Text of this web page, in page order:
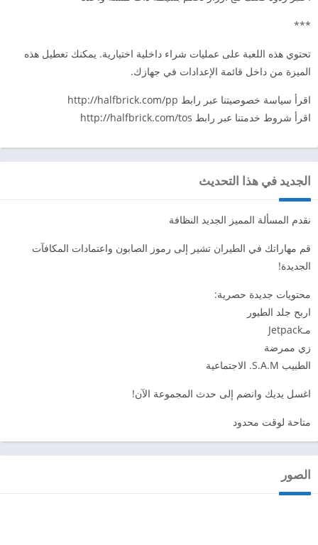
***
تحتوي هذه اللعبة على عمليات شراء داخلية اختيارية. يمكنك تعطيل هذه
الميزة من داخل قائمة الإعدادات في جهازك.
اقرأ سياسة خصوصيتنا عبر رابط http://halfbrick.com/pp
اقرأ شروط خدمتنا عبر رابط http://halfbrick.com/tos
الجديد في هذا التحديث
نقدم المسألة المميز الجديد النظافة
قم مهاراتك في الطيران تشير إلى رموز الصابون واعتمادات المكافآت
الجديدة!
محتويات جديدة حصرية:
اربح جلد الطيور
مـJetpack
زي ممرضة
الطبيب S.A.M. الاجتماعية
اغسل يديك وانضم إلى حدث المجموعة الآن!
متاحة لوقت محدود
الصور